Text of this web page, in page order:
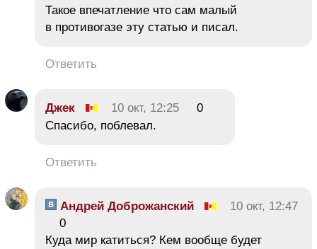
Такое впечатление что сам малый
в противогазе эту статью и писал.
Ответить
Джек 10 окт, 12:25
0
Спасибо, поблевал.
Ответить
Андрей Доброжанский
10 окт, 12:47
0
Куда мир катиться? Кем вообще будет